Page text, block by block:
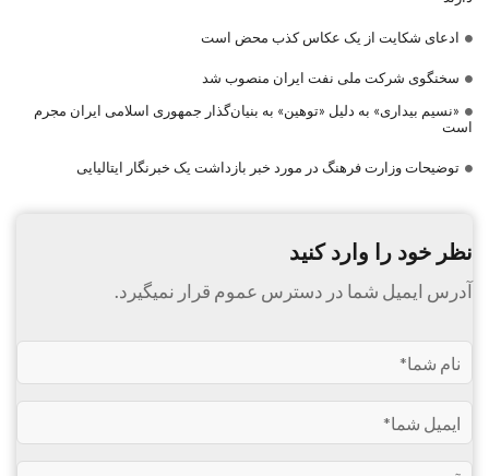
ادعای شکایت از یک عکاس کذب محض است
سخنگوی شرکت ملی نفت ایران منصوب شد
«نسیم بیداری» به دلیل «توهین» به بنیان‌گذار جمهوری اسلامی ایران مجرم
است
توضیحات وزارت فرهنگ در مورد خبر بازداشت یک خبرنگار ایتالیایی
نظر خود را وارد کنید
آدرس ایمیل شما در دسترس عموم قرار نمیگیرد.